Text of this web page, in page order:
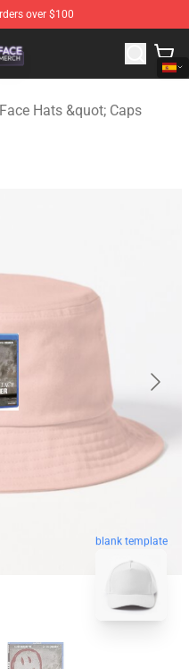
over $100
Face Merchandise
Hats &quot; Caps
blank template